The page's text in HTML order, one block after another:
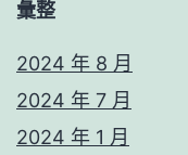
彙整
2024 年 8 月
2024 年 7 月
2024 年 1 月